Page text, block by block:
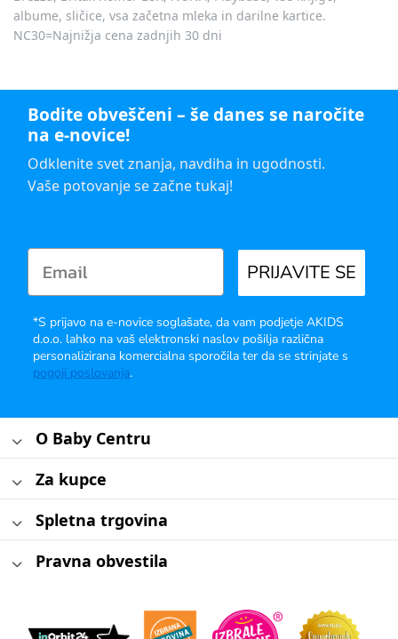
albume, sličice, vsa začetna mleka in darilne kartice.
NC30=Najnižja cena zadnjih 30 dni
Bodite obveščeni – še danes se naročite
na e-novice!
Odklenite svet znanja, navdiha in ugodnosti.
Vaše potovanje se začne tukaj!
PRIJAVITE SE
*S prijavo na e-novice soglašate, da vam podjetje AKIDS
d.o.o. lahko na vaš elektronski naslov pošilja različna
personalizirana komercialna sporočila ter da se strinjate s
pogoji poslovanja.
O Baby Centru
Za kupce
Spletna trgovina
Pravna obvestila